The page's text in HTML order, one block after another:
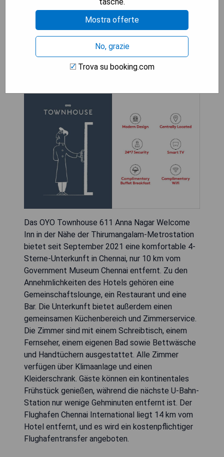
OYO Townhouse 611 Anna
Nagar Welcome Inn Near
Thirumangalam Metro Station
Das OYO Townhouse 611 Anna Nagar Welcome
Inn in der Nähe der Thirumangalam-Metrostation
bietet seit September 2021 eine komfortable 4-
Sterne-Unterkunft in Chennai, nur 10 km vom
Government Museum Chennai entfernt. Zu den
Annehmlichkeiten des Hotels gehören eine
Gemeinschaftslounge, ein Restaurant und eine
Bar. Die Unterkunft bietet außerdem einen
gemeinsamen Küchenbereich und Zimmerservice.
Die Zimmer sind mit einem Schreibtisch, einem
Fernseher, einem eigenen Bad sowie Bettwäsche
und Handtüchern ausgestattet. Alle Zimmer
verfügen über Klimaanlage und einen
Kleiderschrank. Gäste können ein kontinentales
Frühstück genießen, während die nächste U-Bahn-
Station nur wenige Gehminuten entfernt ist. Der
Flughafen Chennai International liegt 14 km vom
Hotel entfernt, und es wird ein kostenpflichtiger
Flughafentransfer angeboten.
Mostra offerte
No, grazie
Trova su booking.com